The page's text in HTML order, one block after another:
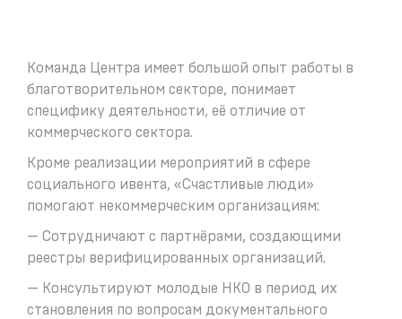
Команда Центра имеет большой опыт работы в
благотворительном секторе, понимает
специфику деятельности, её отличие от
коммерческого сектора.
Кроме реализации мероприятий в сфере
социального ивента, «Счастливые люди»
помогают некоммерческим организациям:
— Сотрудничают с партнёрами, создающими
реестры верифицированных организаций.
— Консультируют молодые НКО в период их
становления по вопросам документального